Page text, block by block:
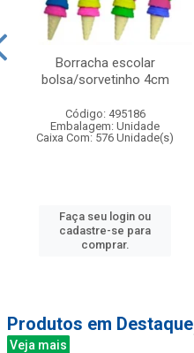
Borracha escolar
bolsa/sorvetinho 4cm
Código: 495186
Embalagem: Unidade
Caixa Com: 576 Unidade(s)
Faça seu login ou
cadastre-se para
comprar.
Produtos em Destaque
Veja mais